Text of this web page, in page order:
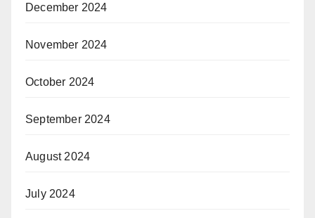
December 2024
November 2024
October 2024
September 2024
August 2024
July 2024